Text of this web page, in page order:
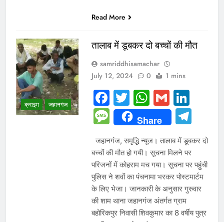
Read More
क्राइम जहानगंज
तालाब में डूबकर दो बच्चों की मौत
samriddhisamachar
July 12, 2024
0 1 mins
Facebook
TwitterGmail
Message
Share
जहानगंज, समृद्धि न्यूज। तालाब में डूबकर दो
बच्चों की मौत हो गयी। सूचना मिलने पर
परिजनों में कोहराम मच गया। सूचना पर पहुंची
पुलिस ने शवों का पंचनामा भरकर पोस्टमार्टम
के लिए भेजा। जानकारी के अनुसार गुरुवार
की शाम थाना जहानगंज अंतर्गत ग्राम
बहोरिकपुर निवासी शिवकुमार का 8 वर्षीय पुत्र